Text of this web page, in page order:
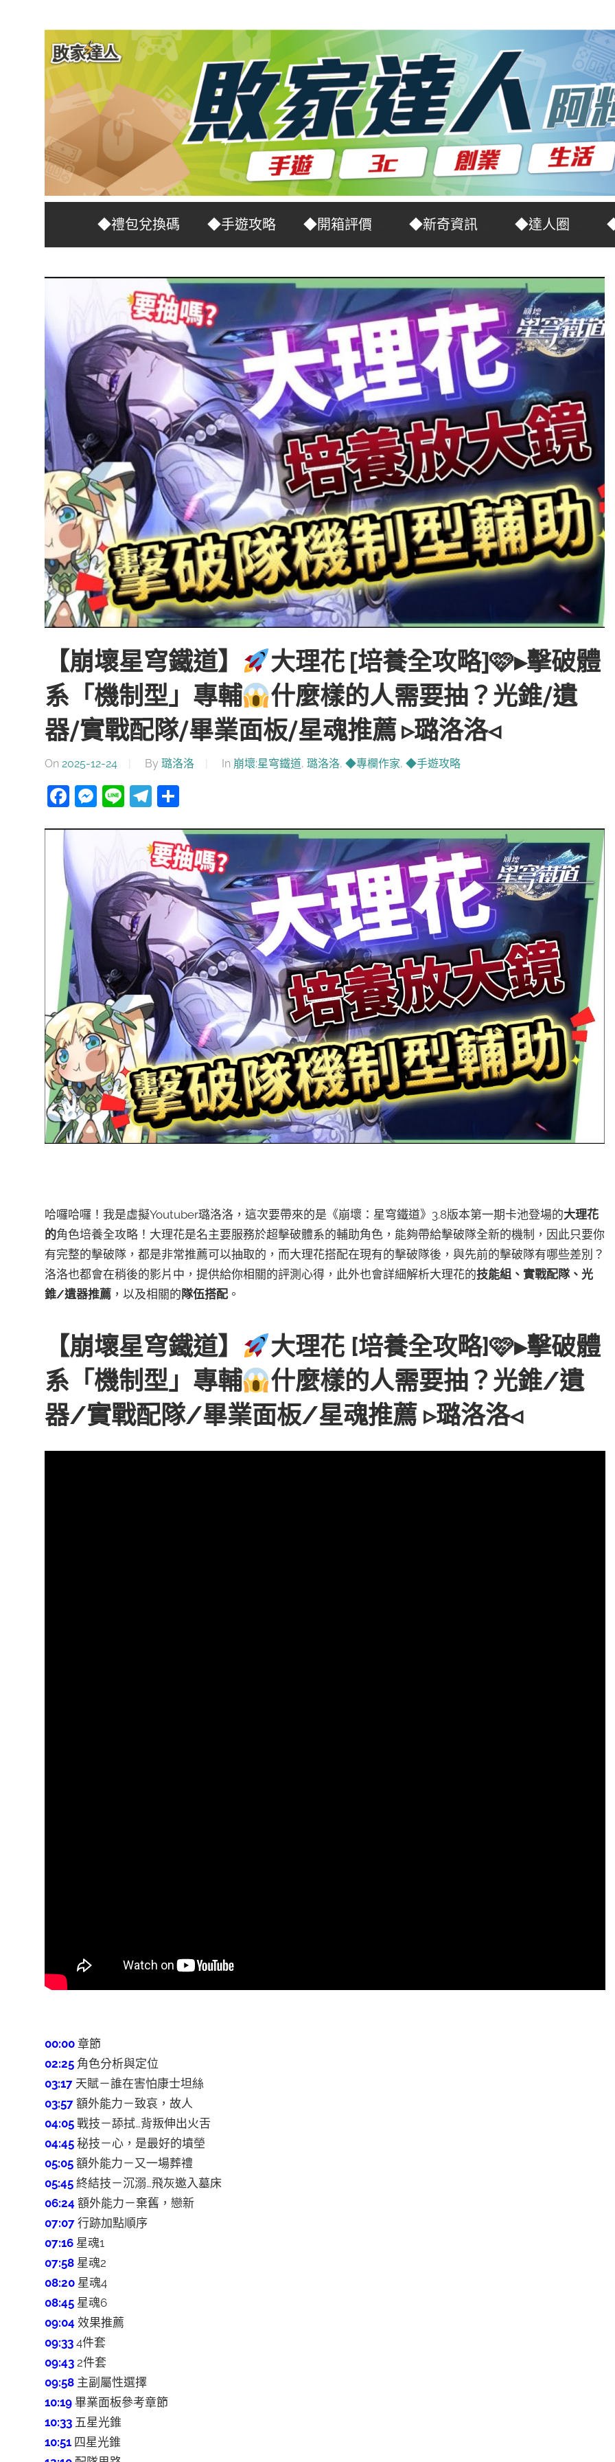
家
達
人
推
薦
No.1
技
自
體。
◆禮包兌換碼 ◆手遊攻略 ◆開箱評價 ◆新奇資訊 ◆達人圈
【崩壞星穹鐵道】
大理花 [培養全攻略]🩷▸擊破體
系「機制型」專輔
什麼樣的人需要抽？光錐/遺
器/實戰配隊/畢業面板/星魂推薦 ▹璐洛洛◃
On 2025-12-24 By 璐洛洛 In 崩壞:星穹鐵道, 璐洛洛, ◆專欄作家, ◆手遊攻略
Facebook
Messenger
LineTelegram
分
哈囉哈囉！我是虛擬Youtuber璐洛洛，這次要帶來的是《崩壞：星穹鐵道》3.8版本第一期卡池登場的大理花
的角色培養全攻略！大理花是名主要服務於超擊破體系的輔助角色，能夠帶給擊破隊全新的機制，因此只要你
有完整的擊破隊，都是非常推薦可以抽取的，而大理花搭配在現有的擊破隊後，與先前的擊破隊有哪些差別？
洛洛也都會在稍後的影片中，提供給你相關的評測心得，此外也會詳細解析大理花的技能組、實戰配隊、光
錐/遺器推薦，以及相關的 隊伍搭配。
【崩壞星穹鐵道】
大理花 [培養全攻略]🩷▸擊破體
系「機制型」專輔
什麼樣的人需要抽？光錐/遺
器/實戰配隊/畢業面板/星魂推薦 ▹璐洛洛◃
00:00章節
02:25角色分析與定位
03:17 天賦－誰在害怕康士坦絲
03:57 額外能力－致哀，故人
04:05 戰技－舔拭…背叛伸出火舌
04:45秘技－心，是最好的墳塋
05:05額外能力－又一場葬禮
05:45 終結技－沉溺…飛灰邀入墓床
06:24 額外能力－棄舊，戀新
07:07 行跡加點順序
07:16星魂1
07:58星魂2
08:20 星魂4
08:45 星魂6
09:04 效果推薦
09:33 4件套
09:432件套
09:58 主副屬性選擇
10:19 畢業面板參考章節
10:33 五星光錐
10:51 四星光錐